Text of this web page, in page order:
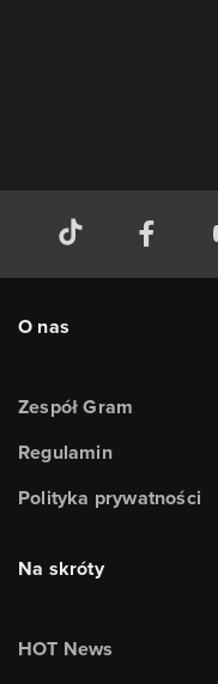
O nas
Zespół Gram
Regulamin
Polityka prywatności
Na skróty
HOT News